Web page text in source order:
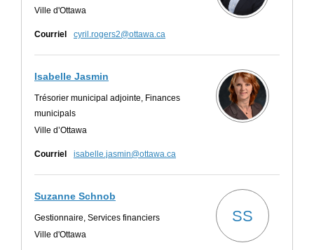
Ville d'Ottawa
Courriel cyril.rogers2@ottawa.ca
Isabelle Jasmin
Trésorier municipal adjointe, Finances
municipals
Ville d’Ottawa
Courriel isabelle.jasmin@ottawa.ca
Suzanne Schnob
Gestionnaire, Services financiers
Ville d'Ottawa
SS